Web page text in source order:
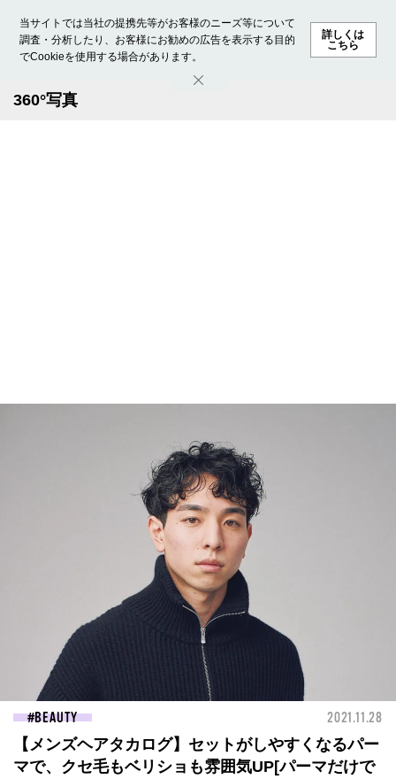
当サイトでは当社の提携先等がお客様のニーズ等について
調査・分析したり、お客様にお勧めの広告を表示する目的
でCookieを使用する場合があります。
詳しくは
こちら
ホーム モデル募集 ランキング ファッション ビューテ
360°写真
BEAUTY 2021.11.28
【メンズヘアタカログ】セットがしやすくなるパー
マで、クセ毛もベリショも雰囲気UP[パーマだけで